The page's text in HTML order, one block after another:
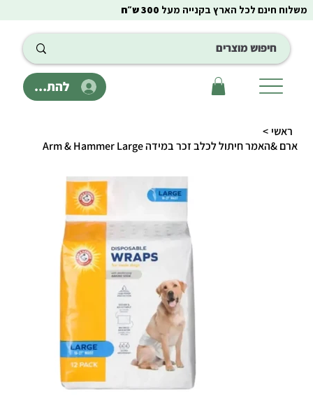
להתחבר
משלוח חינם לכל הארץ בקנייה מעל 300 ש״ח
ראשי >
ארם &האמר חיתול לכלב זכר במידה Arm & Hammer Large